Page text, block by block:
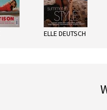
ELLE DEUTSCH